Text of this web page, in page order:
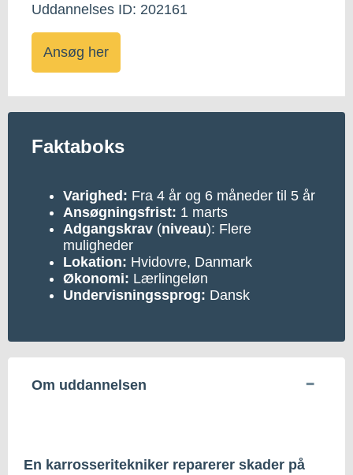
Uddannelses ID: 202161
Ansøg her
Faktaboks
Varighed: Fra 4 år og 6 måneder til 5 år
Ansøgningsfrist: 1 marts
Adgangskrav (niveau): Flere
muligheder
Lokation: Hvidovre, Danmark
Økonomi: Lærlingeløn
Undervisningssprog: Dansk
Om uddannelsen
En karrosseritekniker reparerer skader på